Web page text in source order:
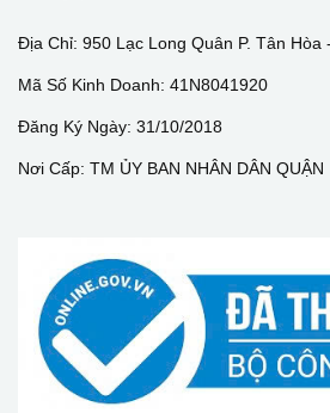
Địa Chỉ: 950 Lạc Long Quân P. Tân Hòa
Mã Số Kinh Doanh: 41N8041920
Đăng Ký Ngày: 31/10/2018
Nơi Cấp: TM ỦY BAN NHÂN DÂN QUẬN